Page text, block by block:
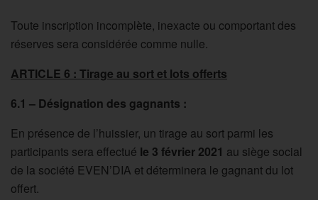
Toute inscription incomplète, inexacte ou comportant des
réserves sera considérée comme nulle.
ARTICLE 6 : Tirage au sort et lots offerts
6.1 – Désignation des gagnants :
En présence de l’huissier, un tirage au sort parmi les
participants sera effectué le 3 février 2021 au siège social
de la société EVEN’DIA et déterminera le gagnant du lot
offert.